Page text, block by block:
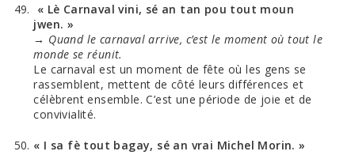
« Lè Carnaval vini, sé an tan pou tout moun
jwen. »
→ Quand le carnaval arrive, c’est le moment où tout le
monde se réunit.
Le carnaval est un moment de fête où les gens se
rassemblent, mettent de côté leurs différences et
célèbrent ensemble. C’est une période de joie et de
convivialité.
« I sa fè tout bagay, sé an vrai Michel Morin. »